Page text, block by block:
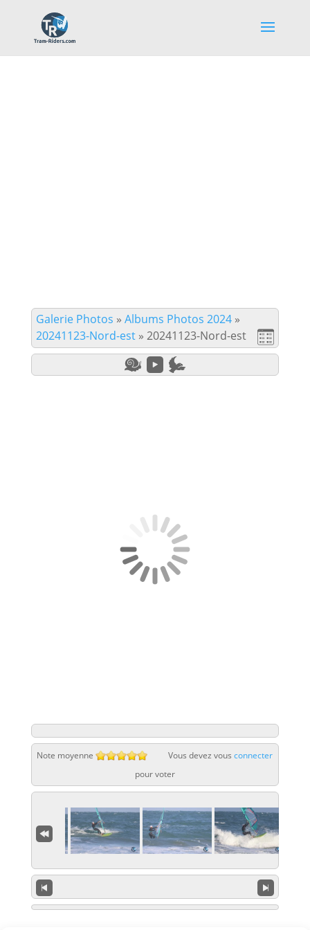
Galerie Photos » Albums Photos 2024»
20241123-Nord-est» 20241123-Nord-est
Note moyenne Vous devez vousconnecter
pour voter